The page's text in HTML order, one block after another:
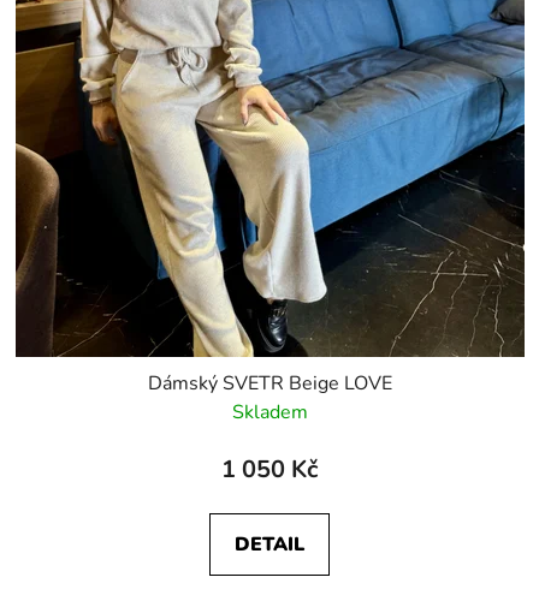
t
ů
Dámský SVETR Beige LOVE
Skladem
1 050 Kč
DETAIL